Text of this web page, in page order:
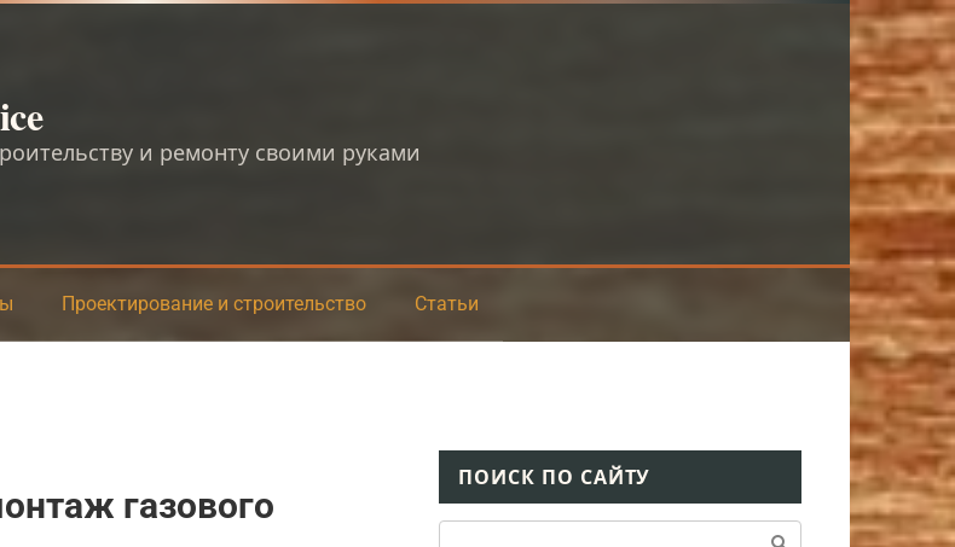
и ремонту своими руками
Проектирование и строительство Статьи
газового
ПОИСК ПО САЙТУ